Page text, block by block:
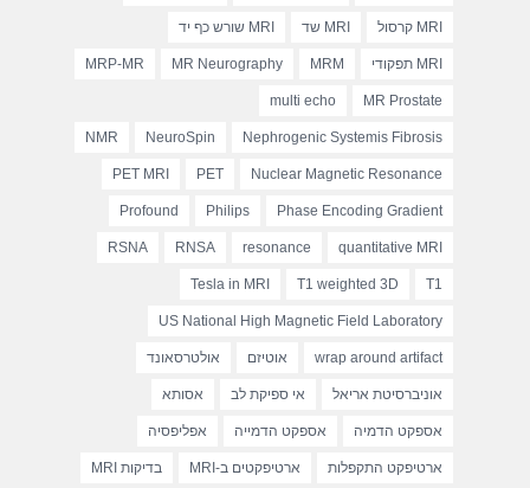
MRI קרסול MRI שד MRI שורש כף יד
MRI תפקודי MRM
MR Neurography
MRP-MR
MR Prostate
multi echo
Nephrogenic Systemis Fibrosis
NeuroSpin
NMR
Nuclear Magnetic Resonance
PET
PET MRI
Phase Encoding Gradient
Philips
Profound
quantitative MRI
resonance
RNSA
RSNA
T1
T1 weighted 3D
Tesla in MRI
US National High Magnetic Field Laboratory
wrap around artifact אוטיזם אולטרסאונד
אוניברסיטת אריאל אי ספיקת לב אסותא
אספקט הדמיה אספקט הדמייה אפליפסיה
ארטיפקט התקפלות ארטיפקטים ב-MRI בדיקות MRI